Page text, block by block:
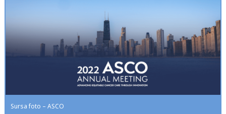
Sursa foto – ASCO